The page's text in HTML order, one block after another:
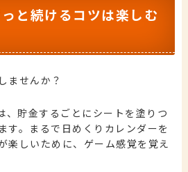
と続けるコツは楽しむ
ませんか？
、貯金するごとにシートを塗りつ
す。まるで日めくりカレンダーを
楽しいために、ゲーム感覚を覚え